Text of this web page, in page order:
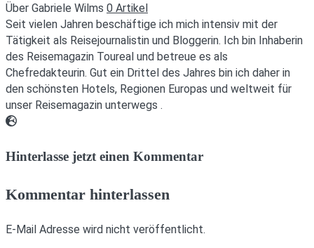
Über Gabriele Wilms 0 Artikel
Seit vielen Jahren beschäftige ich mich intensiv mit der
Tätigkeit als Reisejournalistin und Bloggerin. Ich bin Inhaberin
des Reisemagazin Toureal und betreue es als
Chefredakteurin. Gut ein Drittel des Jahres bin ich daher in
den schönsten Hotels, Regionen Europas und weltweit für
unser Reisemagazin unterwegs .
Webseite
Hinterlasse jetzt einen Kommentar
Kommentar hinterlassen
E-Mail Adresse wird nicht veröffentlicht.